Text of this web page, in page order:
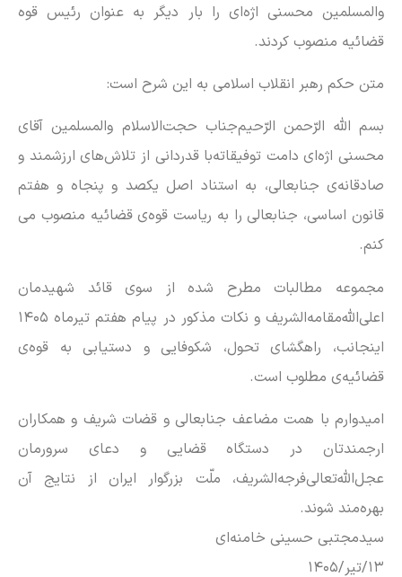
والمسلمین محسنی اژه‌ای را بار دیگر به عنوان رئیس قوه‌
قضائیه منصوب کردند.
متن حکم رهبر انقلاب اسلامی به این شرح است:
بسم الله الرّحمن الرّحیمجناب حجت‌الاسلام والمسلمین آقای
محسنی اژه‌ای دامت توفیقاتهبا قدردانی از تلاش‌های ارزشمند و
صادقانه‌ی جنابعالی، به استناد اصل یکصد و پنجاه و هفتم
قانون اساسی، جنابعالی را به ریاست قوه‌ی قضائیه منصوب می
کنم.
مجموعه مطالبات مطرح شده از سوی قائد شهیدمان
اعلی‌الله‌مقامه‌الشریف و نکات مذکور در پیام هفتم تیرماه ۱۴۰۵
اینجانب، راهگشای تحول، شکوفایی و دستیابی به قوه‌ی
قضائیه‌ی مطلوب است.
امیدوارم با همت مضاعف جنابعالی و قضات شریف و همکاران
ارجمندتان در دستگاه قضایی و دعای سرورمان
عجل‌الله‌تعالی‌فرجه‌الشریف، ملّت بزرگوار ایران از نتایج آن
بهره‌مند شوند.
سیدمجتبی حسینی خامنه‌ای
۱۳/تیر/۱۴۰۵